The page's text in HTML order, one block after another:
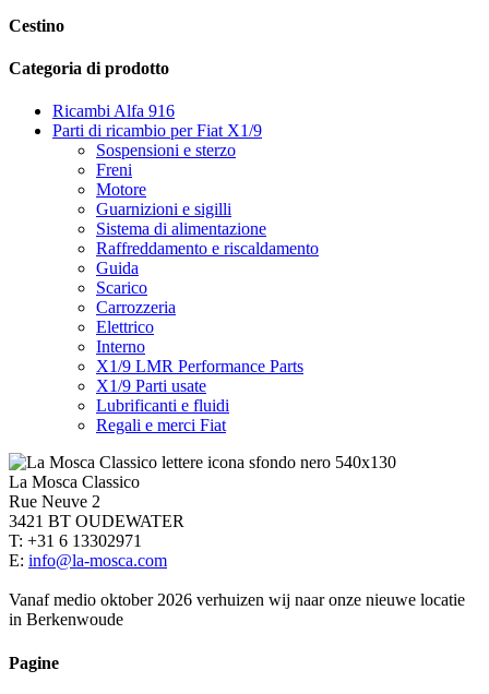
Cestino
Categoria di prodotto
Ricambi Alfa 916
Parti di ricambio per Fiat X1/9
Sospensioni e sterzo
Freni
Motore
Guarnizioni e sigilli
Sistema di alimentazione
Raffreddamento e riscaldamento
Guida
Scarico
Carrozzeria
Elettrico
Interno
X1/9 LMR Performance Parts
X1/9 Parti usate
Lubrificanti e fluidi
Regali e merci Fiat
La Mosca Classico
Rue Neuve 2
3421 BT OUDEWATER
T: +31 6 13302971
E: info@la-mosca.com
Vanaf medio oktober 2026 verhuizen wij naar onze nieuwe locatie
in Berkenwoude
Pagine